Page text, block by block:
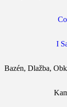
I
Bazén, Dlažba,